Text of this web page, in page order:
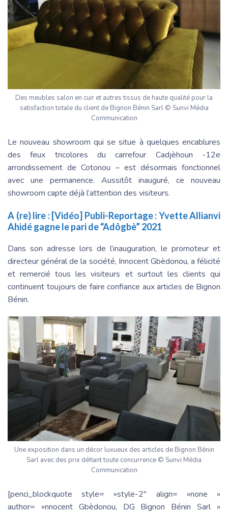
Des meubles salon en cuir et autres tissus de haute qualité pour la
satisfaction totale du client de Bignon Bénin Sarl © Sunvi Média
Communication
Le nouveau showroom qui se situe à quelques encablures
des feux tricolores du carrefour Cadjèhoun -12e
arrondissement de Cotonou – est désormais fonctionnel
avec une permanence. Aussitôt inauguré, ce nouveau
showroom capte déjà l’attention des visiteurs.
A (re) lire : [Vidéo] Publi-Reportage : Yvette Allianvi
Ahidé gagne le pari de “Adôgbè” 2021
Dans son adresse lors de l’inauguration, le promoteur et
directeur général de la société, Innocent Gbèdonou, a félicité
et remercié tous les visiteurs et surtout les clients qui
continuent toujours de faire confiance aux articles de Bignon
Bénin.
Une exposition dans un décor luxueux des articles de Bignon Bénin
Sarl avec des prix défiant toute concurrence © Sunvi Média
Communication
[penci_blockquote style= »style-2″ align= »none »
author= »nnocent Gbèdonou, DG Bignon Bénin Sarl »